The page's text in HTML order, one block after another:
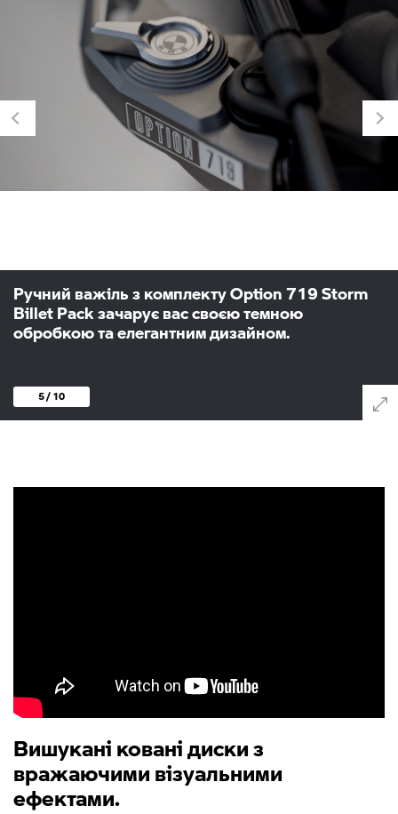
Ручний важіль з комплекту Option 719 Storm
Billet Pack зачарує вас своєю темною
обробкою та елегантним дизайном.
5 / 10
Вишукані ковані диски з
вражаючими візуальними
ефектами.